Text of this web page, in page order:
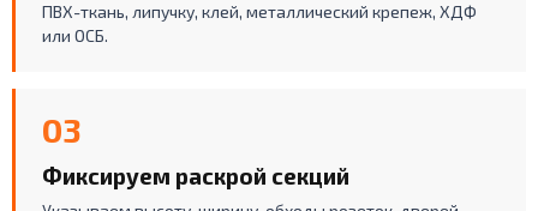
ПВХ-ткань, липучку, клей, металлический крепеж, ХДФ
или ОСБ.
03
Фиксируем раскрой секций